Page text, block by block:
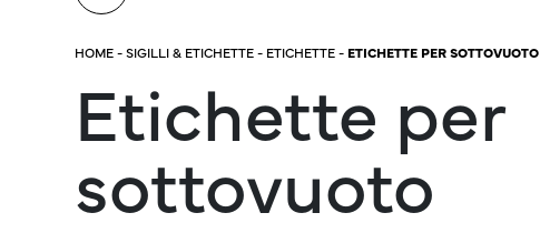
HOME-SIGILLI & ETICHETTE- ETICHETTE- ETICHETTE PER SOTTOVUOTO
Etichette per
sottovuoto